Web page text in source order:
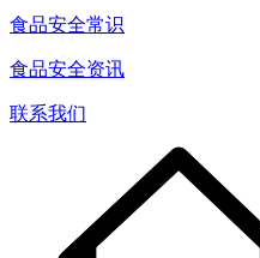
食品安全常识
食品安全资讯
联系我们